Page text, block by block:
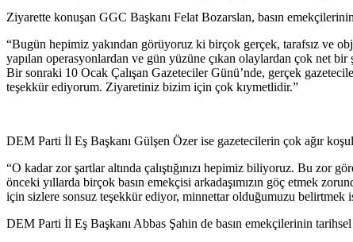
Ziyarette konuşan GGC Başkanı Felat Bozarslan, basın
“Bugün hepimiz yakından görüyoruz ki birçok gerçek, tarafsız ve
yapılan operasyonlardan ve gün yüzüne çıkan olaylardan çok net
Bir sonraki 10 Ocak Çalışan Gazeteciler Günü’nde, gerçek
teşekkür ediyorum. Ziyaretiniz bizim için çok kıymetlidir.”
DEM Parti İl Eş Başkanı Gülşen Özer ise gazetecilerin çok ağır
“O kadar zor şartlar altında çalıştığınızı hepimiz biliyoruz. Bu zor
önceki yıllarda birçok basın emekçisi arkadaşımızın göç etmek
için sizlere sonsuz teşekkür ediyor, minnettar olduğumuzu belirtmek
DEM Parti İl Eş Başkanı Abbas Şahin de basın emekçilerinin